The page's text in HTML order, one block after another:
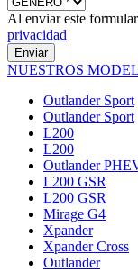
Al enviar este
privacidad
Enviar
NUESTROS
Outlander Sport
Outlander Sport
L200
L200
Outlander
L200 GSR
L200 GSR
Mirage G4
Xpander
Xpander Cross
Outlander